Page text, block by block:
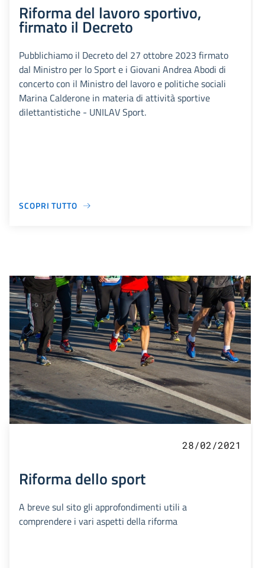
Riforma del lavoro sportivo,
firmato il Decreto
Pubblichiamo il Decreto del 27 ottobre 2023 firmato
dal Ministro per lo Sport e i Giovani Andrea Abodi di
concerto con il Ministro del lavoro e politiche sociali
Marina Calderone in materia di attività sportive
dilettantistiche - UNILAV Sport.
SCOPRI TUTTO
28/02/2021
Riforma dello sport
A breve sul sito gli approfondimenti utili a
comprendere i vari aspetti della riforma